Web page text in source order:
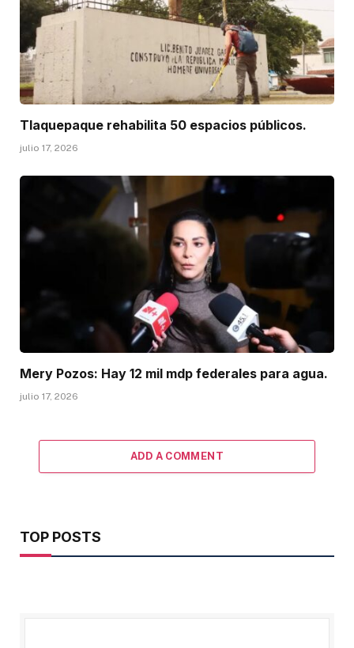
Tlaquepaque rehabilita 50 espacios públicos.
julio 17, 2026
Mery Pozos: Hay 12 mil mdp federales para agua.
julio 17, 2026
ADD A COMMENT
TOP POSTS